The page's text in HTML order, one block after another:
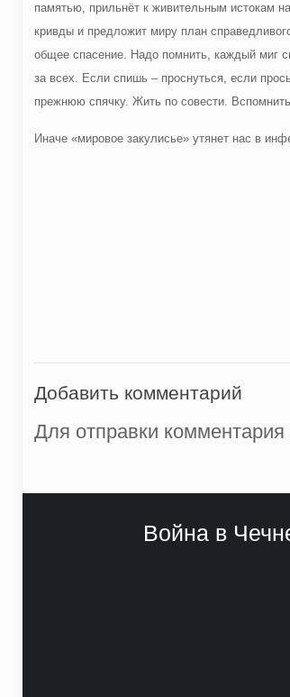
памятью, прильнёт к живительным истокам
кривды и предложит миру план
общее спасение. Надо помнить, каждый миг
за всех. Если спишь – проснуться, если
прежнюю спячку. Жить по совести.
Иначе «мировое закулисье» утянет нас в
Добавить комментарий
Для отправки
Война в